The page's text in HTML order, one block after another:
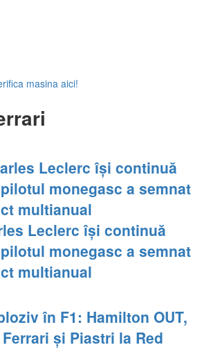
Leclerc își continuă
monegasc a semnat
multianual